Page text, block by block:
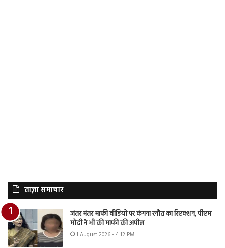
ताज़ा समाचार
जंतर मंतर माफी वीडियो पर कंगना रनौत का रिएक्शन, पीएम
मोदी ने भी की माफी की अपील
1 August 2026 - 4:12 PM